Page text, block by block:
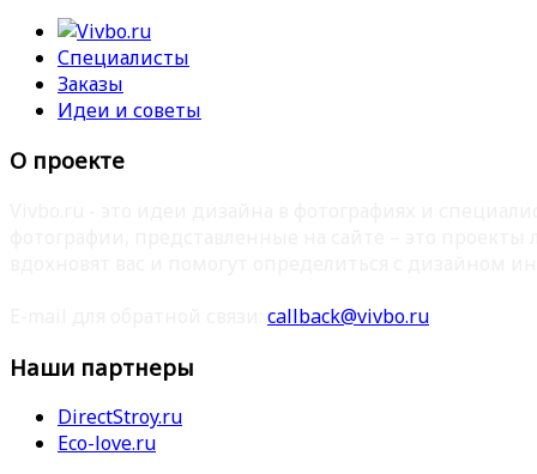
Специалисты
Заказы
Идеи и советы
О проекте
callback@vivbo.ru
Наши партнеры
DirectStroy.ru
Eco-love.ru